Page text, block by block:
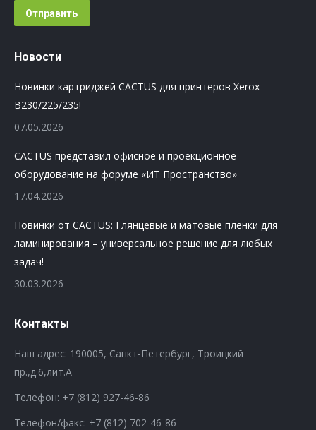
Отправить
Новости
Новинки картриджей CACTUS для принтеров Xerox
B230/225/235!
07.05.2026
CACTUS представил офисное и проекционное
оборудование на форуме «ИТ Пространство»
17.04.2026
Новинки от CACTUS: Глянцевые и матовые пленки для
ламинирования – универсальное решение для любых
задач!
30.03.2026
Контакты
Наш адрес: 190005, Санкт-Петербург, Троицкий
пр.,д.6,лит.А
Телефон: +7 (812) 927-46-86
Телефон/факс: +7 (812) 702-46-86